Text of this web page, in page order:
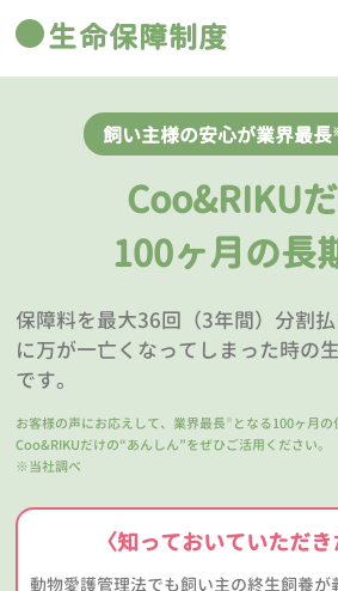
生命保障制度
飼い主様の安心が業界最長
Coo&RIKU
100ヶ月の長
保障料を最大36回（3年間）分割
に万が一亡くなってしまった時の
です。
お客様の声にお応えして、業界最長 ※ となる100ヶ月の
Coo&RIKUだけの“あんしん”をぜひご活用ください。
※当社調べ
〈知っておいていただき
動物愛護管理法でも飼い主の終生飼養が